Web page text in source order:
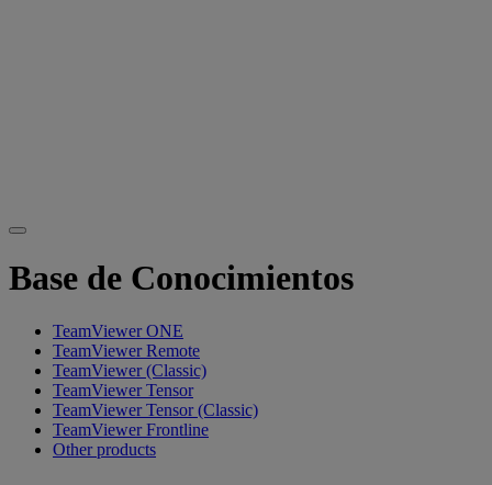
Base de Conocimientos
TeamViewer ONE
TeamViewer Remote
TeamViewer (Classic)
TeamViewer Tensor
TeamViewer Tensor (Classic)
TeamViewer Frontline
Other products